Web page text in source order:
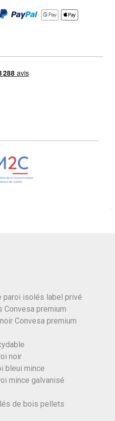
paroi isolés label privé
Convesa premium
Convesa premium
noir
bleui mince
mince galvanisé
de bois pellets